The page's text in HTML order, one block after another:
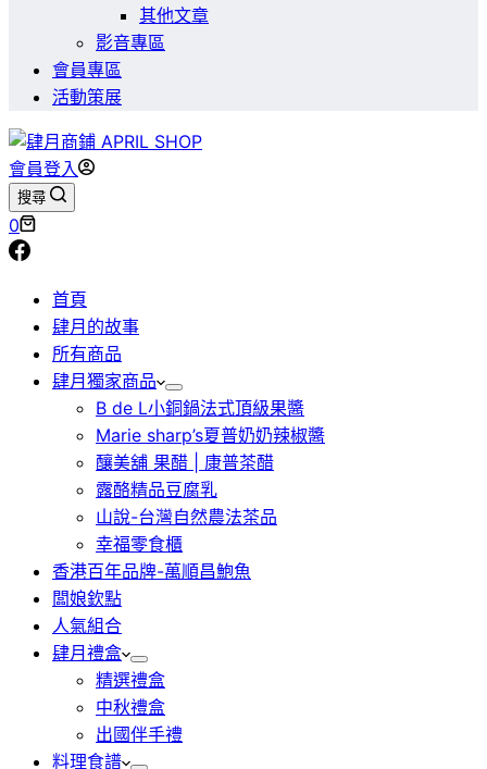
其他文章
影音專區
會員專區
活動策展
會員登入
搜尋
購
物
0
首頁
肆月的故事
所有商品
肆月獨家商品
B de L小銅鍋法式頂級果醬
Marie sharp’s夏普奶奶辣椒醬
釀美舖 果醋 | 康普茶醋
露酪精品豆腐乳
山說-台灣自然農法茶品
幸福零食櫃
香港百年品牌-萬順昌鮑魚
闆娘欽點
人氣組合
肆月禮盒
精選禮盒
中秋禮盒
出國伴手禮
料理食譜